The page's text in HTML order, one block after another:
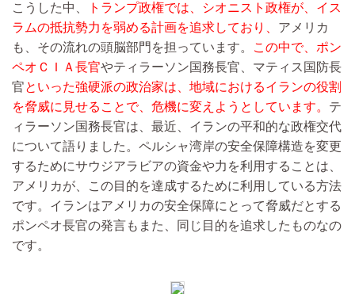
こうした中、
トランプ政権では、シオニスト政権が、イス
ラムの抵抗勢力を弱める計画を追求しており、 アメリカ
も、その流れの頭脳部門を担っています。
この中で、ポン
ペオＣＩＡ長官やティラーソン国務長官、マティス国防長
官といった強硬派の政治家は、地域におけるイランの役割
を脅威に見せることで、危機に変えようとしています。 テ
ィラーソン国務長官は、最近、イランの平和的な政権交代
について語りました。ペルシャ湾岸の安全保障構造を変更
するためにサウジアラビアの資金や力を利用することは、
アメリカが、この目的を達成するために利用している方法
です。イランはアメリカの安全保障にとって脅威だとする
ポンペオ長官の発言もまた、同じ目的を追求したものなの
です。